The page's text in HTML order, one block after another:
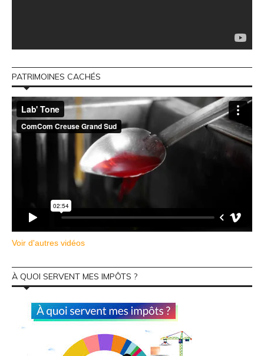
PATRIMOINES CACHÉS
Voir d'autres vidéos
À QUOI SERVENT MES IMPÔTS ?